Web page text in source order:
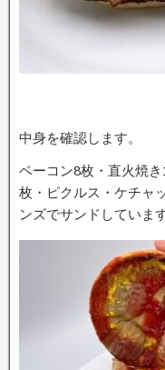
中身を確認します。
ベーコン8枚・直火焼
枚・ピクルス・ケチャ
ンズでサンドしています